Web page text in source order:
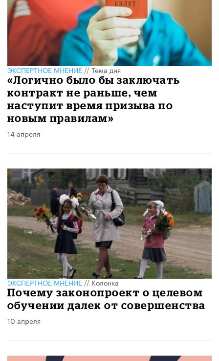
ЭКСПЕРТНОЕ МНЕНИЕ//Тема дня
«Логично было бы заключать
контракт не раньше, чем
наступит время призыва по
новым правилам»
14 апреля
ЭКСПЕРТНОЕ МНЕНИЕ//Колонка
Почему законопроект о целевом
обучении далек от совершенства
10 апреля